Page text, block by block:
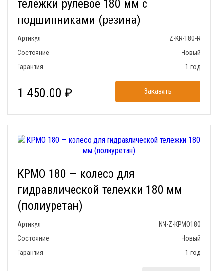
тележки рулевое 180 мм с
подшипниками (резина)
Артикул
Z-KR-180-R
Состояние
Новый
Гарантия
1 год
1 450.00 ₽ Заказать
КРМО 180 — колесо для
гидравлической тележки 180 мм
(полиуретан)
Артикул
NN-Z-КРМО180
Состояние
Новый
Гарантия
1 год